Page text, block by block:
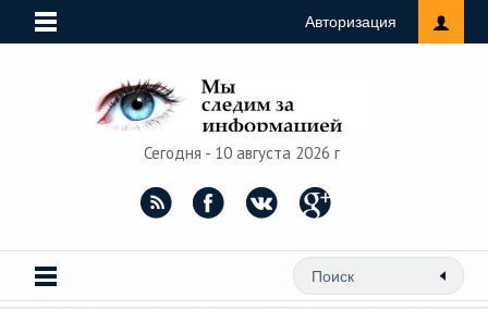
Авторизация
Сегодня - 10 августа 2026 г